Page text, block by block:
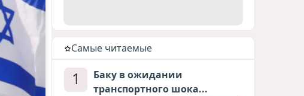
Cамые читаемые
1
Баку в ожидании
транспортного шока...